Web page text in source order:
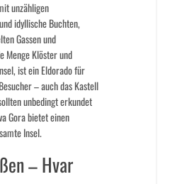
unzähligen
idyllische Buchten,
Gassen und
Menge Klöster und
ist ein Eldorado für
– auch das Kastell
unbedingt erkundet
Gora bietet einen
Insel.
– Hvar